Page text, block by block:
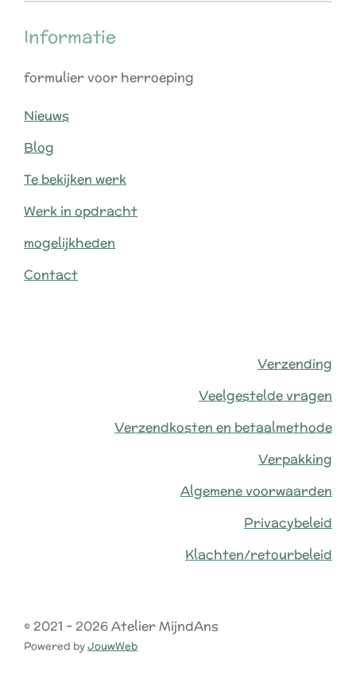
Informatie
formulier voor herroeping
Nieuws
Blog
Te bekijken werk
Werk in opdracht
mogelijkheden
Contact
Verzending
Veelgestelde vragen
Verzendkosten en betaalmethode
Verpakking
Algemene voorwaarden
Privacybeleid
Klachten/retourbeleid
© 2021 - 2026 Atelier MijndAns
Powered byJouwWeb